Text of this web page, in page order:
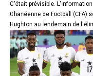
C'était prévisible.
Ghanéenne de Football (CFA)
Hughton au lendemain de